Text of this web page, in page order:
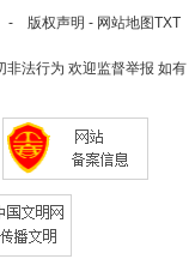
- 版权声明 - 网站地图TXT
法行为 欢迎监督举报 如有